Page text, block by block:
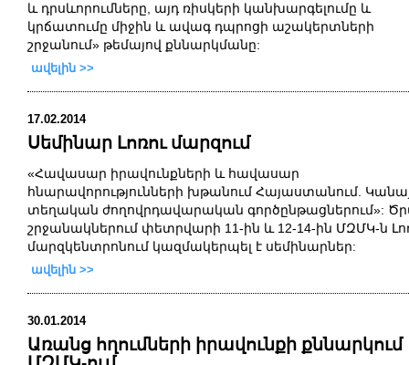
և դրսևորումները, այդ ռիսկերի կանխարգելումը և
կրճատումը միջին և ավագ դպրոցի աշակերտների
շրջանում» թեմայով քննարկմանը:
ավելին >>
17.02.2014
Սեմինար Լոռու մարզում
«Հավասար իրավունքների և հավասար
հնարավորությունների խթանում Հայաստանում.
տեղական ժողովրդավարական գործընթացներում»:
շրջանակներում փետրվարի 11-ին և 12-14-ին ՄԶՄԿ-ն
մարզկենտրոնում կազմակերպել է սեմինարներ:
ավելին >>
30.01.2014
Առանց հղումների իրավունքի քննարկում